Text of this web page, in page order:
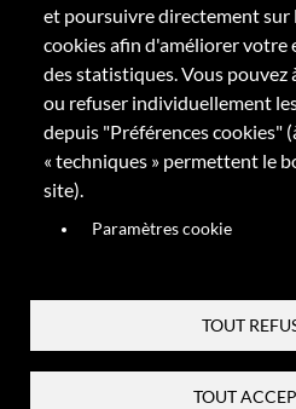
et poursuivre directement sur
cookies afin d'améliorer votre
des statistiques. Vous
ou refuser individuellement
depuis "Préférences cookies"
« techniques » permettent le
site).
Paramètres cookie
TOUT
TOUT
Menu
CGV